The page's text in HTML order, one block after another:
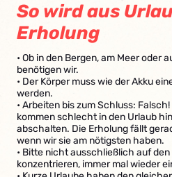
So wird aus
Erholung
• Ob in den Bergen, am Meer oder
benötigen wir.
• Der Körper muss wie der Akku
werden.
• Arbeiten bis zum Schluss:
kommen schlecht in den Urlaub
abschalten. Die Erholung fällt
wenn wir sie am nötigsten haben.
• Bitte nicht ausschließlich auf
konzentrieren, immer mal wieder